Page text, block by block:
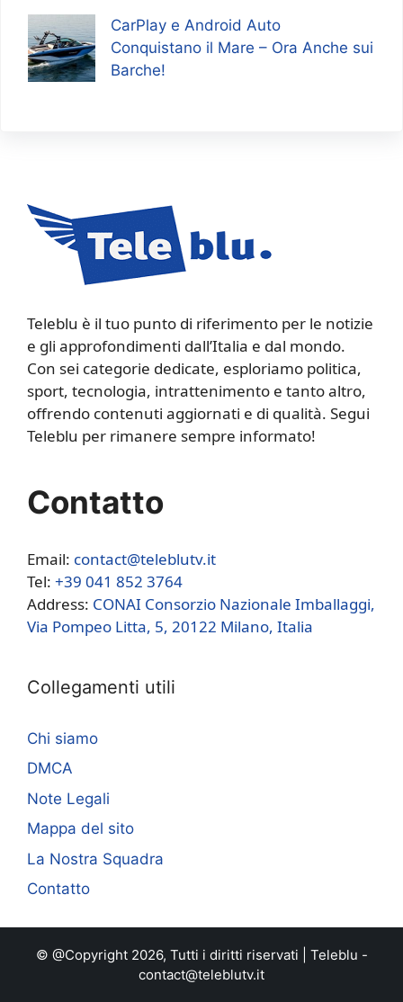
CarPlay e Android Auto
Conquistano il Mare – Ora Anche sui
Barche!
Teleblu è il tuo punto di riferimento per le notizie
e gli approfondimenti dall’Italia e dal mondo.
Con sei categorie dedicate, esploriamo politica,
sport, tecnologia, intrattenimento e tanto altro,
offrendo contenuti aggiornati e di qualità. Segui
Teleblu per rimanere sempre informato!
Contatto
Email: contact@teleblutv.it
Tel: +39 041 852 3764
Address: CONAI Consorzio Nazionale Imballaggi,
Via Pompeo Litta, 5, 20122 Milano, Italia
Collegamenti utili
Chi siamo
DMCA
Note Legali
Mappa del sito
La Nostra Squadra
Contatto
© @Copyright 2026, Tutti i diritti riservati | Teleblu -
contact@teleblutv.it